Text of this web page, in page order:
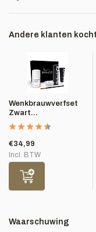
Andere klanten
Wenkbrauwverfset
Zwart...
€34,99
Incl. BTW
Waarschuwing